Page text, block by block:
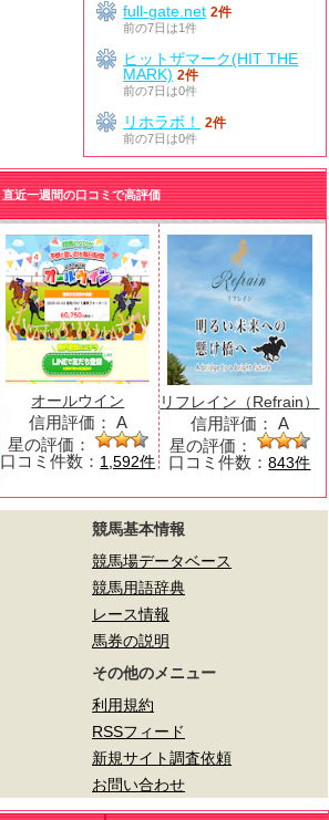
full-gate.net 2件
前の7日は1件
ヒットザマーク(HIT THE
MARK) 2件
前の7日は0件
リホラボ！
2件
前の7日は0件
直近一週間の口コミで高評価
オールウイン
信用評価： A
星の評価：
口コミ件数： 1,592件
リフレイン（Refrain）
信用評価： A
星の評価：
口コミ件数：843件
競馬基本情報
競馬場データベース
競馬用語辞典
レース情報
馬券の説明
その他のメニュー
利用規約
RSSフィード
新規サイト調査依頼
お問い合わせ